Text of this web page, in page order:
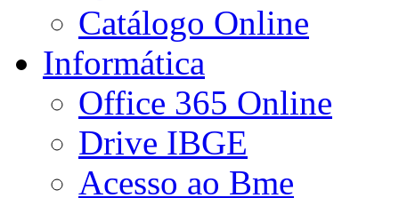
Catálogo Online
Informática
Office 365 Online
Drive IBGE
Acesso ao Bme